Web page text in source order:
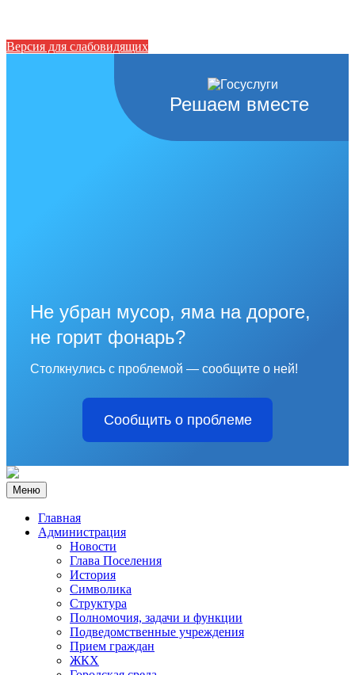
Версия для слабовидящих
Решаем вместе
Не убран мусор, яма на дороге,
не горит фонарь?
Столкнулись с проблемой — сообщите о ней!
Сообщить о проблеме
Меню
Главная
Администрация
Новости
Глава Поселения
История
Символика
Структура
Полномочия, задачи и функции
Подведомственные учреждения
Прием граждан
ЖКХ